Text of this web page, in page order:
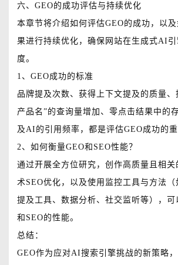
六、GEO的成功评估与持续优化
本章节将介绍如何评估GEO的成功，以
果进行持续优化，确保网站在生成式AI
度。
1、GEO成功的标准
品牌提及次数、获得上下文提及的质量、
产品名”的查询量增加、零点击结果中的
及AI的引用频率，都是评估GEO成功的重
2、如何衡量GEO和SEO性能？
通过开展全方位研究，创作高质量且相关
术SEO优化，以及使用监控工具与方法
提及工具、数据分析、社交监听等），可
和SEO的性能。
总结：
GEO作为应对AI搜索引擎挑战的新策略